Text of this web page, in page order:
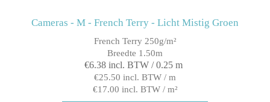
Cameras - M - French Terry - Licht Mistig Groen
French Terry 250g/m²
Breedte 1.50m
€6.38 incl. BTW / 0.25 m
€25.50 incl. BTW / m
€17.00 incl. BTW / m²